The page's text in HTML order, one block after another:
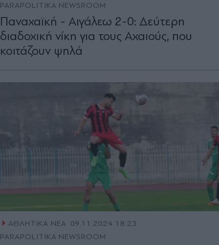
PARAPOLITIKA NEWSROOM
Παναχαϊκή - Αιγάλεω 2-0: Δεύτερη
διαδοχική νίκη για τους Αχαιούς, που
κοιτάζουν ψηλά
ΑΘΛΗΤΙΚΑ ΝΕΑ 09.11.2024 18:23
PARAPOLITIKA NEWSROOM